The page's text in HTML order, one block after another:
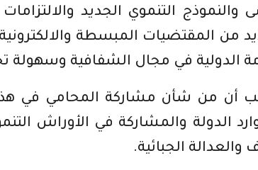
والنموذج التنموي الجديد
من المقتضيات المبسطة والالكترونية
الدولية في مجال الشفافية وسهولة
أن من شأن مشاركة المحامي في
الدولة والمشاركة في الأوراش
والعدالة الجبائية.